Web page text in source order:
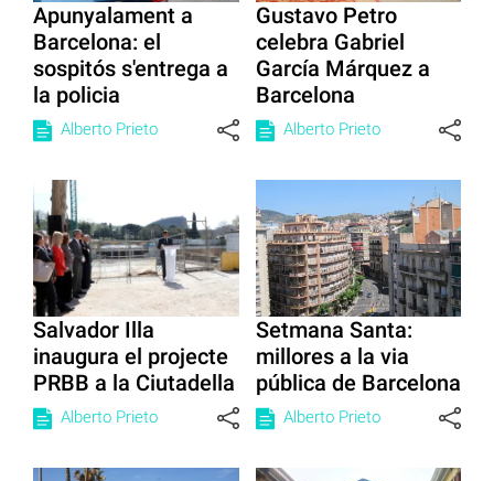
Apunyalament a
Barcelona: el
sospitós s'entrega a
la policia
Alberto Prieto
Gustavo Petro
celebra Gabriel
García Márquez a
Barcelona
Alberto Prieto
Salvador Illa
inaugura el projecte
PRBB a la Ciutadella
Alberto Prieto
Setmana Santa:
millores a la via
pública de Barcelona
Alberto Prieto